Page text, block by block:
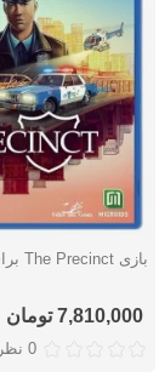
دوست داشتن بازی The Precinct برای پلی استیشن 5
7,810,000 تومان
0 نظر